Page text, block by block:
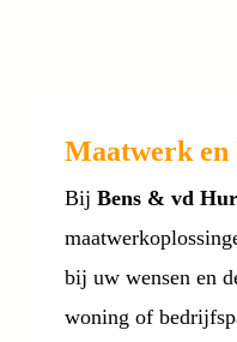
Maatwerk
Bij Bens & vd
bij uw wensen en
woning of